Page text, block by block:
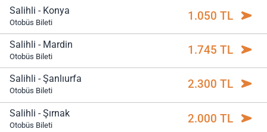
Salihli - Konya
Otobüs Bileti 1.050 TL
Salihli - Mardin
Otobüs Bileti 1.745 TL
Salihli - Şanlıurfa
Otobüs Bileti 2.300 TL
Salihli - Şırnak
Otobüs Bileti 2.000 TL